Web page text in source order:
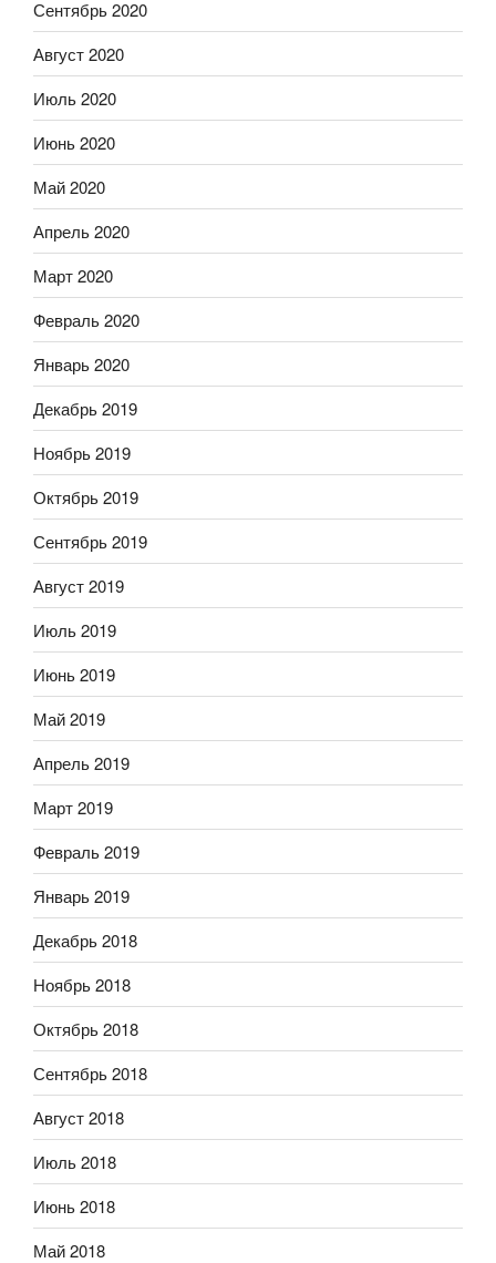
Сентябрь 2020
Август 2020
Июль 2020
Июнь 2020
Май 2020
Апрель 2020
Март 2020
Февраль 2020
Январь 2020
Декабрь 2019
Ноябрь 2019
Октябрь 2019
Сентябрь 2019
Август 2019
Июль 2019
Июнь 2019
Май 2019
Апрель 2019
Март 2019
Февраль 2019
Январь 2019
Декабрь 2018
Ноябрь 2018
Октябрь 2018
Сентябрь 2018
Август 2018
Июль 2018
Июнь 2018
Май 2018